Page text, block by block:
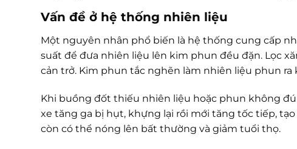
Vấn đề ở hệ thống nhiên liệu
Một nguyên nhân phổ biến là hệ thống cung cấp
suất để đưa nhiên liệu lên kim phun đều đặn. Lọc
cản trở. Kim phun tắc nghẽn làm nhiên liệu phun
Khi buồng đốt thiếu nhiên liệu hoặc phun không
xe tăng ga bị hụt, khựng lại rồi mới tăng tốc tiếp,
còn có thể nóng lên bất thường và giảm tuổi thọ.